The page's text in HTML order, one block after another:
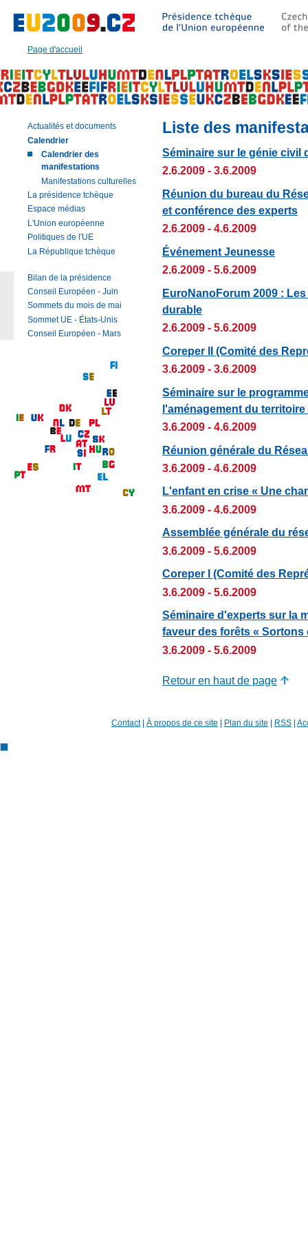
Page d'accueil
Texte
cette
page
|
Navigation
Recherche
Liste des
Séminaire sur le génie civil
2.6.2009 - 3.6.2009
Réunion du bureau du
et conférence des experts
2.6.2009 - 4.6.2009
Événement Jeunesse
2.6.2009 - 5.6.2009
EuroNanoForum 2009 :
durable
2.6.2009 - 5.6.2009
Coreper II (Comité des
3.6.2009 - 3.6.2009
Séminaire sur le
l'aménagement du
3.6.2009 - 4.6.2009
Réunion générale du
3.6.2009 - 4.6.2009
L'enfant en crise « Une
3.6.2009 - 4.6.2009
Assemblée générale du
3.6.2009 - 5.6.2009
Coreper I (Comité des
3.6.2009 - 5.6.2009
Séminaire d'experts sur la
faveur des forêts « Sortons
3.6.2009 - 5.6.2009
Retour en haut de page
Actualités et documents
Calendrier
Calendrier des
manifestations
Manifestations culturelles
La présidence tchèque
Espace médias
L'Union européenne
Politiques de l'UE
La République tchèque
Bilan de la présidence
Conseil Européen - Juin
Sommets du mois de mai
Sommet UE - États-Unis
Conseil Européen - Mars
Contact| À propos de ce site | Plan du site | RSS |